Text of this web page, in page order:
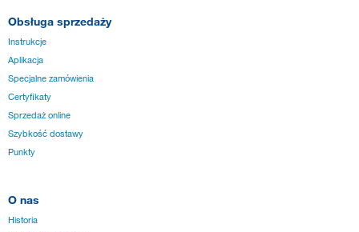
Obsługa sprzedaży
Instrukcje
Aplikacja
Specjalne zamówienia
Certyfikaty
Sprzedaż online
Szybkość dostawy
Punkty
O nas
Historia